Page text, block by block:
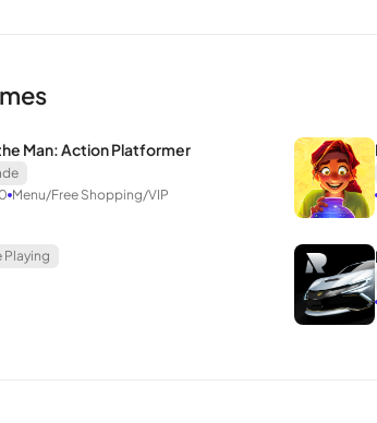
ากแพลตฟอร์ม PC / Console
นักเล่นเกมในการประหยัดเวลาของเกมเงินเพื่อสร้
การเปลี่ยนแปลงของทีมงานผลิต
เกมใหม่เช่น
หม่บนมือถือเช่น Arena of Glory หรือ Rules of
งคนจำนวนมากและรวบรวมการดาวน์โหลดจำนวนมา
Man: Action Platformer
Menu/Free Shopping/VIP
Playing